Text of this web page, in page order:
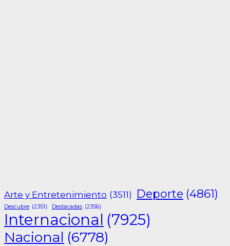
Arte y Entretenimiento (3511) Deporte (4861)
Descubre (2351) Destacadas (2356)
Internacional (7925)
Nacional (6778)